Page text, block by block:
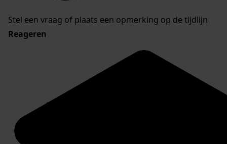
Stel een vraag of plaats een opmerking op de tijdlijn
Reageren